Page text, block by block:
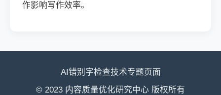
作影响写作效率。
AI错别字检查技术专题页面
© 2023 内容质量优化研究中心 版权所有